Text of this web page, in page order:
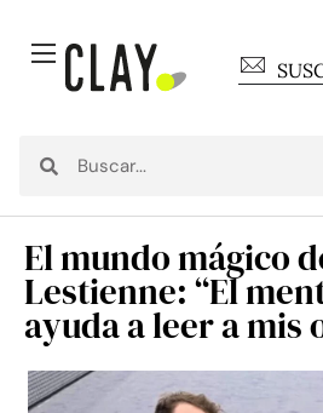
El mundo mágico
Lestienne: “El
ayuda a leer a mis